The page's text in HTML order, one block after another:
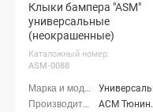
Клыки бампера "ASM"
универсальные
(неокрашенные)
Каталожный номер:
ASM-0088
АСМ